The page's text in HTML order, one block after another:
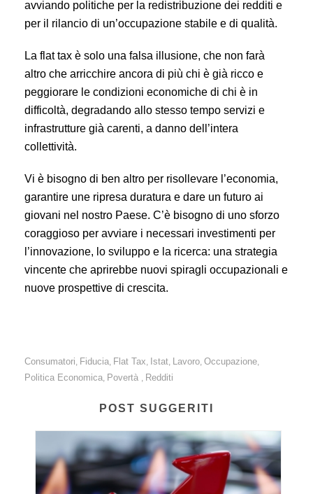
avviando politiche per la redistribuzione dei redditi e
per il rilancio di un’occupazione stabile e di qualità.
La flat tax è solo una falsa illusione, che non farà
altro che arricchire ancora di più chi è già ricco e
peggiorare le condizioni economiche di chi è in
difficoltà, degradando allo stesso tempo servizi e
infrastrutture già carenti, a danno dell’intera
collettività.
Vi è bisogno di ben altro per risollevare l’economia,
garantire une ripresa duratura e dare un futuro ai
giovani nel nostro Paese. C’è bisogno di uno sforzo
coraggioso per avviare i necessari investimenti per
l’innovazione, lo sviluppo e la ricerca: una strategia
vincente che aprirebbe nuovi spiragli occupazionali e
nuove prospettive di crescita.
Consumatori, Fiducia, Flat Tax, Istat, Lavoro, Occupazione,
Politica Economica, Povertà , Redditi
POST SUGGERITI